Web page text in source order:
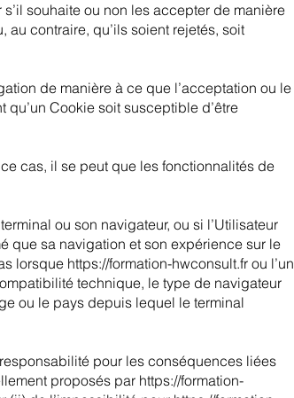
souhaite ou non les accepter de manière
contraire, qu’ils soient rejetés, soit
de manière à ce que l’acceptation ou le
Cookie soit susceptible d’être
cas, il se peut que les fonctionnalités de
ou son navigateur, ou si l’Utilisateur
que sa navigation et son expérience sur le
lorsque https://formation-hwconsult.fr ou l’un
technique, le type de navigateur
ou le pays depuis lequel le terminal
pour les conséquences liées
proposés par https://formation-